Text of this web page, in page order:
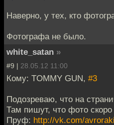
Наверно, у тех, кто
Фотографа не было.
white_satan »
#9 | 28.05.12 11:00
Кому: TOMMY GUN, #3
Подозреваю, что на
Там пишут, что фото скоро
Пруф: http://vk.com/